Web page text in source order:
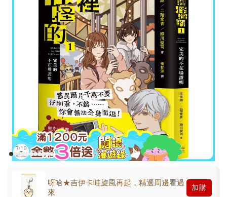
呀哈★吉伊卡哇旋風再起，精選周邊看過
來
加購